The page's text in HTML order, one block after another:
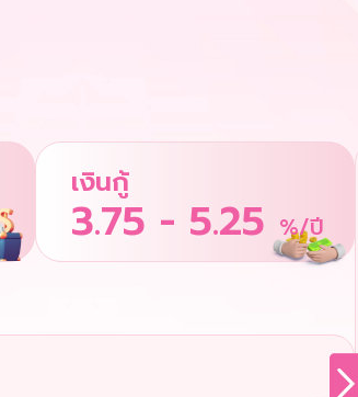
เงินกู้
3.75 - 5.25 %/ปี